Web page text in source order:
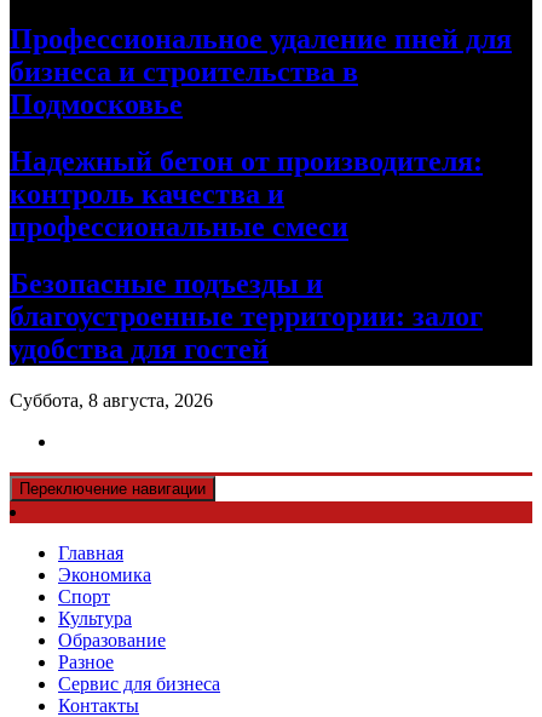
Профессиональное удаление пней для
бизнеса и строительства в
Подмосковье
Надежный бетон от производителя:
контроль качества и
профессиональные смеси
Безопасные подъезды и
благоустроенные территории: залог
удобства для гостей
Суббота, 8 августа, 2026
Переключение навигации
Главная
Экономика
Спорт
Культура
Образование
Разное
Сервис для бизнеса
Контакты